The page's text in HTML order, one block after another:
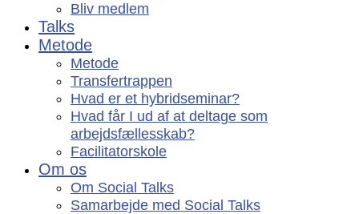
Bliv medlem
Talks
Metode
Metode
Transfertrappen
Hvad er et hybridseminar?
Hvad får I ud af at deltage som
arbejdsfællesskab?
Facilitatorskole
Om os
Om Social Talks
Samarbejde med Social Talks